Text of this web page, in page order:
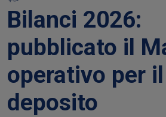
Bilanci 2026:
pubblicato il
operativo per il
deposito